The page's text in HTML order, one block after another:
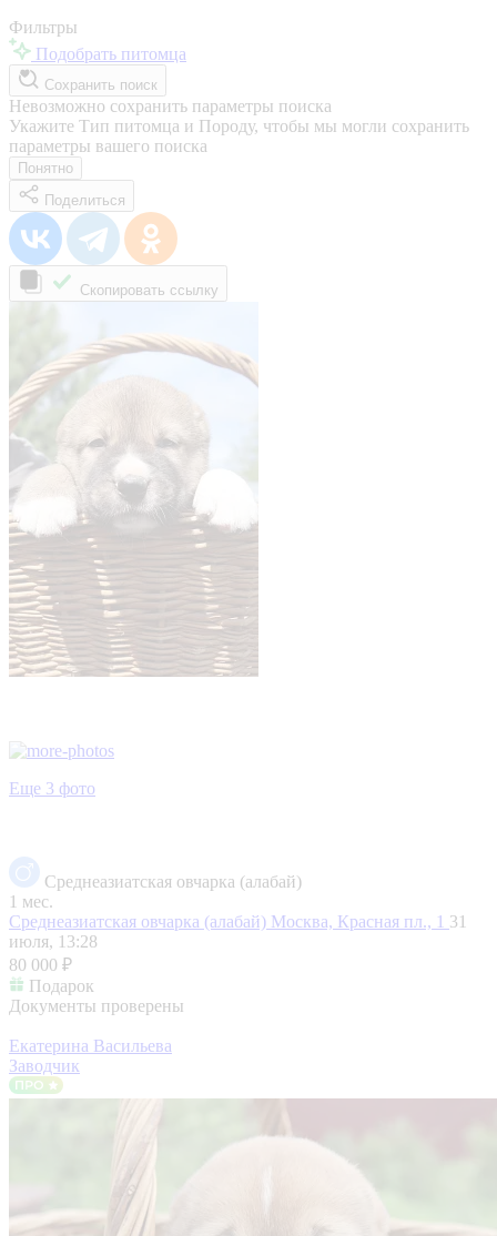
Фильтры
Подобрать питомца
Сохранить поиск
Невозможно сохранить параметры поиска
Укажите Тип питомца и Породу, чтобы мы могли сохранить
параметры вашего поиска
Понятно
Поделиться
Скопировать ссылку
Еще 3 фото
Среднеазиатская овчарка (алабай)
1 мес.
Среднеазиатская овчарка (алабай) Москва, Красная пл., 1 31
июля, 13:28
80 000 ₽
Подарок
Документы проверены
Екатерина Васильева
Заводчик